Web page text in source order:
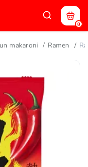
0
makaroni Ramen